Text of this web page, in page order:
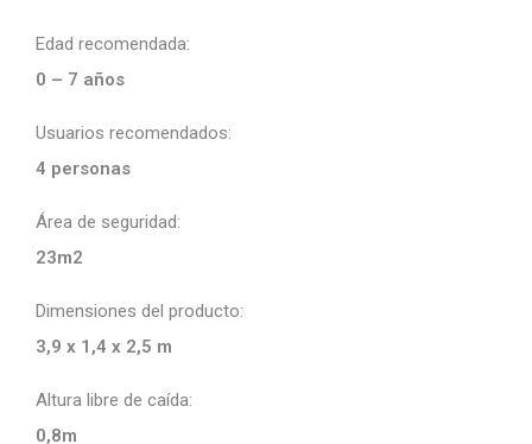
Edad recomendada:
0 – 7 años
Usuarios recomendados:
4 personas
Área de seguridad:
23m2
Dimensiones del producto:
3,9 x 1,4 x 2,5 m
Altura libre de caída:
0,8m